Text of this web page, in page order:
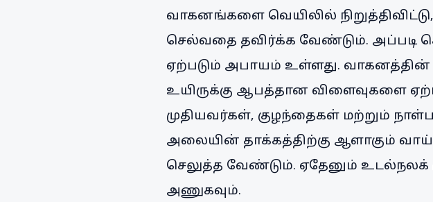
வாகனங்களை வெயிலில்
செல்வதை தவிர்க்க வேண்டும். அப்படி
ஏற்படும் அபாயம் உள்ளது. வாகனத்தின்
உயிருக்கு ஆபத்தான விளைவுகளை
முதியவர்கள், குழந்தைகள் மற்றும்
அலையின் தாக்கத்திற்கு ஆளாகும்
செலுத்த வேண்டும். ஏதேனும் உடல்நலக்
அணுகவும்.